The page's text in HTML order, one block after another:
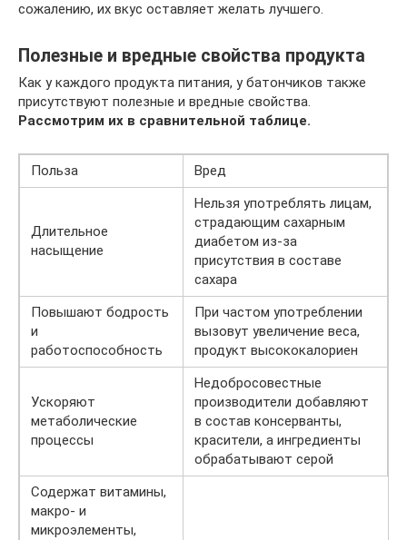
сожалению, их вкус оставляет желать лучшего.
Полезные и вредные свойства продукта
Как у каждого продукта питания, у батончиков также
присутствуют полезные и вредные свойства.
Рассмотрим их в сравнительной таблице.
Польза Вред
Длительное
насыщение
Нельзя употреблять лицам,
страдающим сахарным
диабетом из-за
присутствия в составе
сахара
Повышают бодрость
и
работоспособность
При частом употреблении
вызовут увеличение веса,
продукт высококалориен
Ускоряют
метаболические
процессы
Недобросовестные
производители добавляют
в состав консерванты,
красители, а ингредиенты
обрабатывают серой
Содержат витамины,
макро- и
микроэлементы,